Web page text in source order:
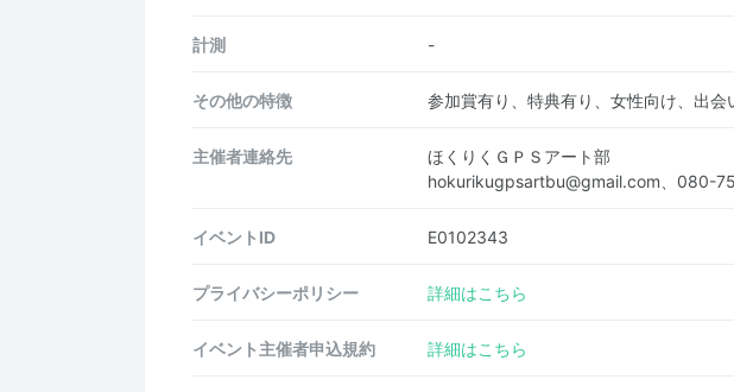
計測 -
その他の特徴 参加賞有り、特典有り、女性向け、出会
主催者連絡先
ほくりくＧＰＳアート部
hokurikugpsartbu@gmail.com、080-
イベントID E0102343
プライバシーポリシー 詳細はこちら
イベント主催者申込規約 詳細はこちら